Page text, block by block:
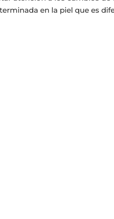
en la piel que es